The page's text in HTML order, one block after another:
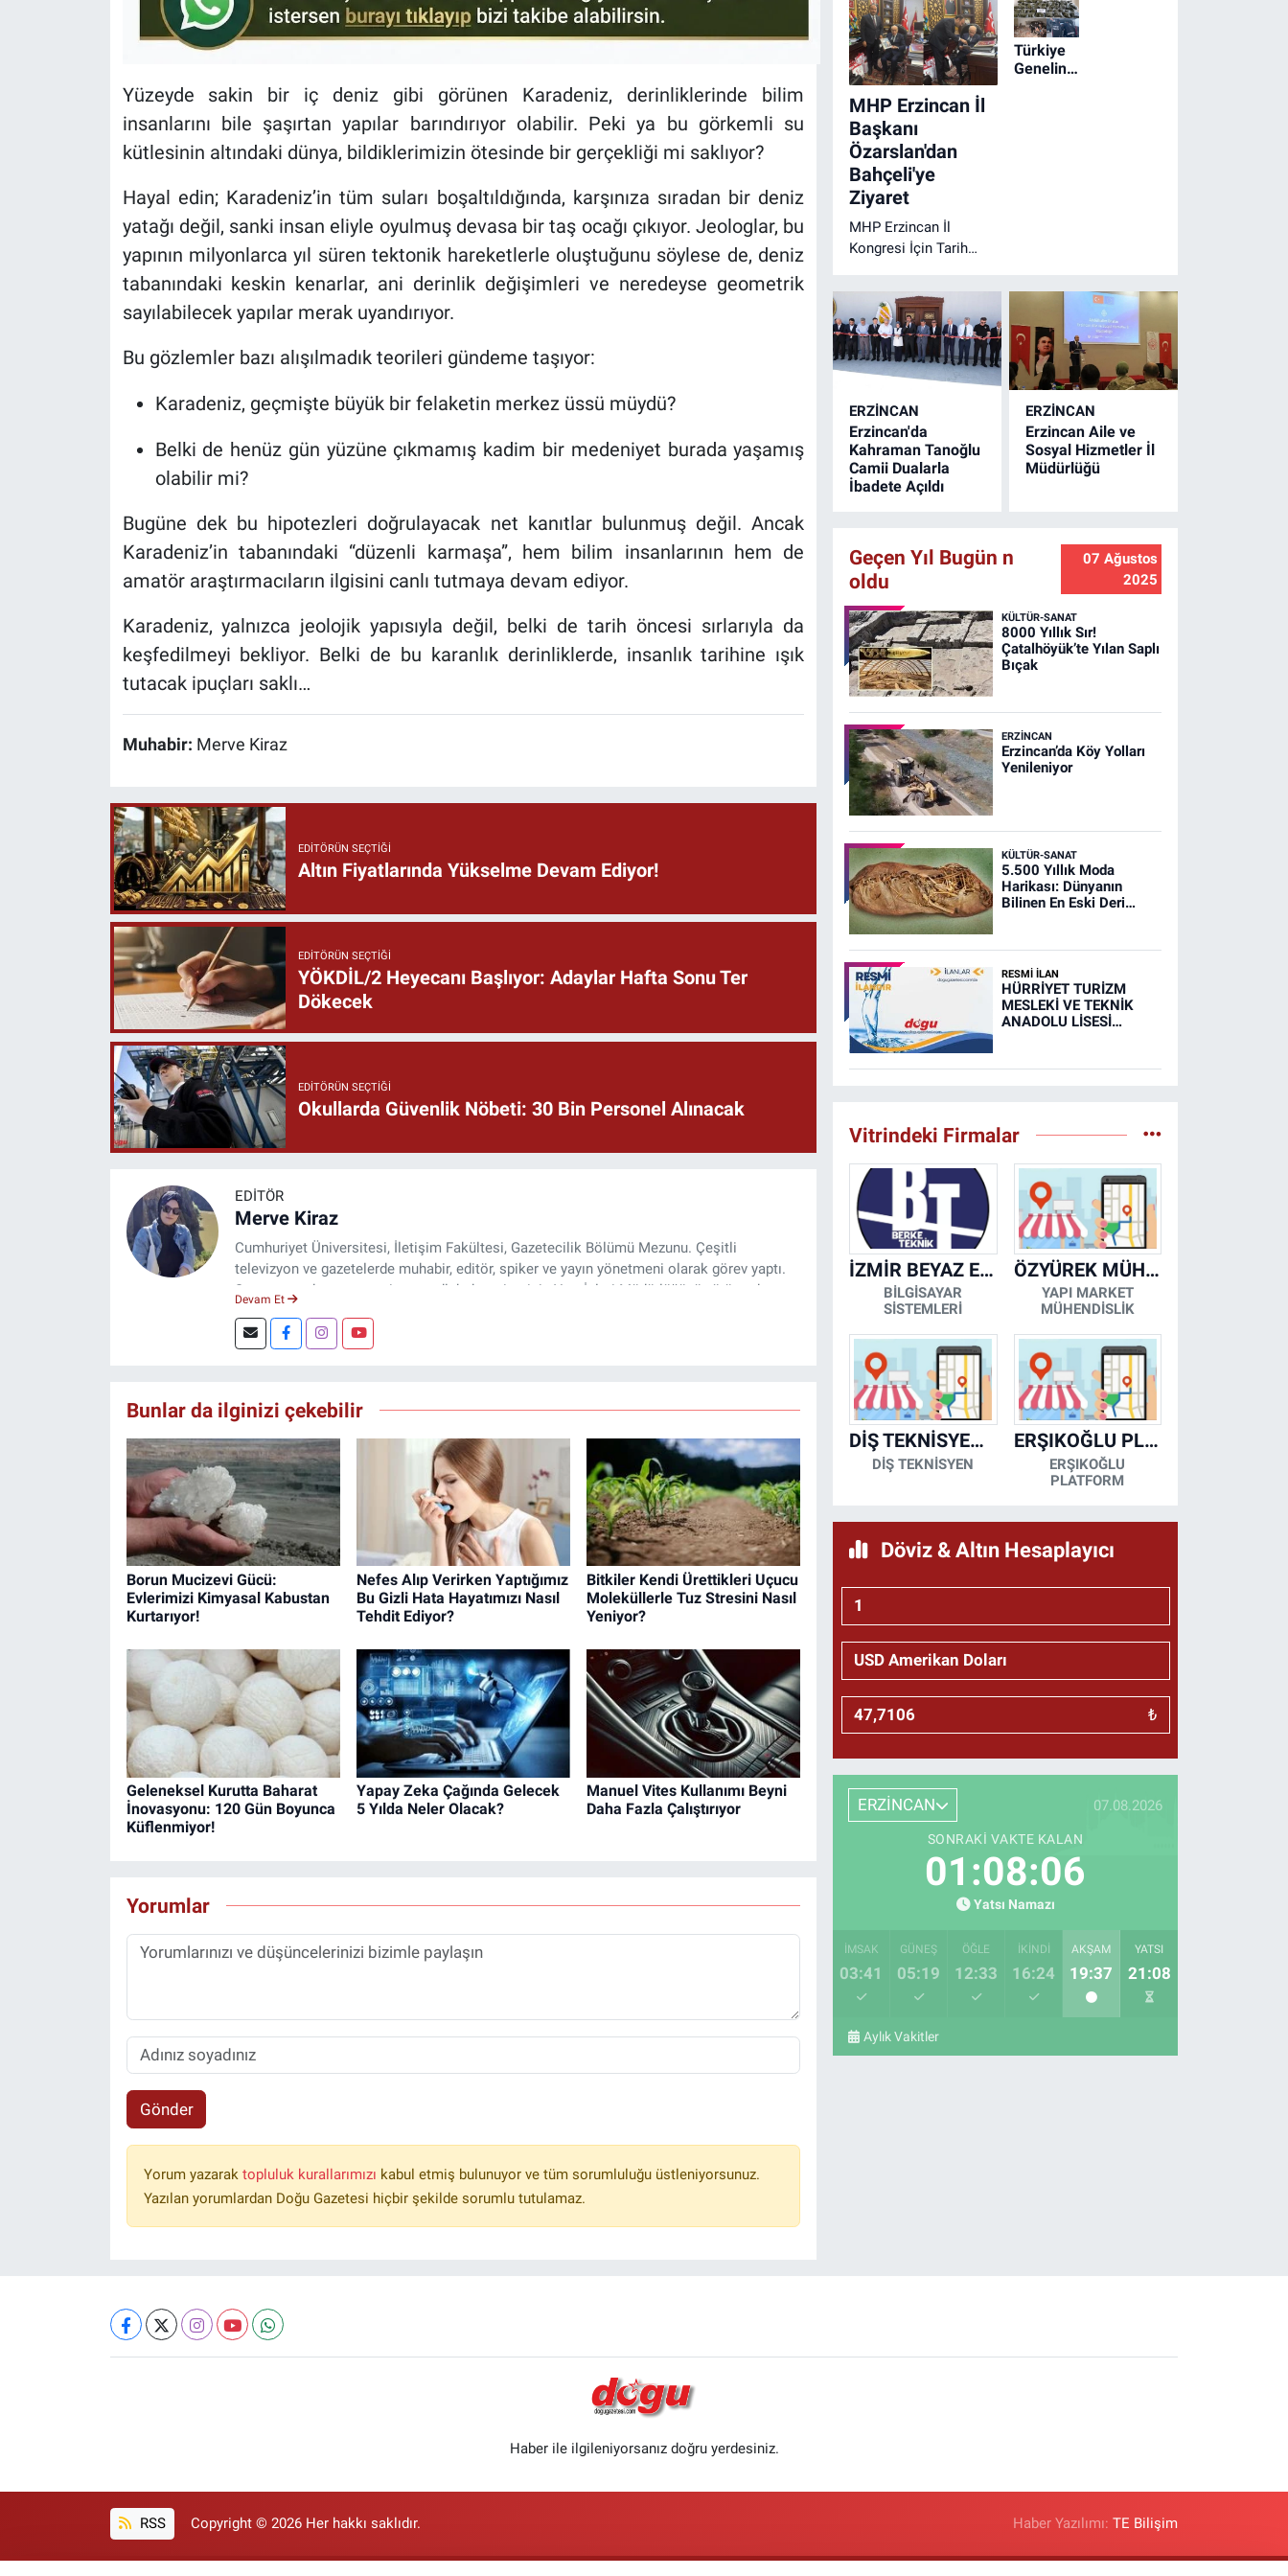
Yüzeyde sakin bir iç deniz gibi görünen Karadeniz, derinliklerinde bilim
insanlarını bile şaşırtan yapılar barındırıyor olabilir. Peki ya bu görkemli su
kütlesinin altındaki dünya, bildiklerimizin ötesinde bir gerçekliği mi saklıyor?
Hayal edin; Karadeniz’in tüm suları boşaltıldığında, karşınıza sıradan bir deniz
yatağı değil, sanki insan eliyle oyulmuş devasa bir taş ocağı çıkıyor. Jeologlar, bu
yapının milyonlarca yıl süren tektonik hareketlerle oluştuğunu söylese de, deniz
tabanındaki keskin kenarlar, ani derinlik değişimleri ve neredeyse geometrik
sayılabilecek yapılar merak uyandırıyor.
Bu gözlemler bazı alışılmadık teorileri gündeme taşıyor:
Karadeniz, geçmişte büyük bir felaketin merkez üssü müydü?
Belki de henüz gün yüzüne çıkmamış kadim bir medeniyet burada yaşamış
olabilir mi?
Bugüne dek bu hipotezleri doğrulayacak net kanıtlar bulunmuş değil. Ancak
Karadeniz’in tabanındaki “düzenli karmaşa”, hem bilim insanlarının hem de
amatör araştırmacıların ilgisini canlı tutmaya devam ediyor.
Karadeniz, yalnızca jeolojik yapısıyla değil, belki de tarih öncesi sırlarıyla da
keşfedilmeyi bekliyor. Belki de bu karanlık derinliklerde, insanlık tarihine ışık
tutacak ipuçları saklı…
Muhabir: Merve Kiraz
EDITÖRÜN SEÇTIĞI
Altın Fiyatlarında Yükselme Devam Ediyor!
EDITÖRÜN SEÇTIĞI
YÖKDİL/2 Heyecanı Başlıyor: Adaylar Hafta Sonu Ter
Dökecek
EDITÖRÜN SEÇTIĞI
Okullarda Güvenlik Nöbeti: 30 Bin Personel Alınacak
EDITÖR
Merve Kiraz
Cumhuriyet Üniversitesi, İletişim Fakültesi, Gazetecilik Bölümü Mezunu. Çeşitli
televizyon ve gazetelerde muhabir, editör, spiker ve yayın yönetmeni olarak görev yaptı.
Şuan, www.dogugazetesi.com adlı haber sitesinin Yazı İşleri Müdürlüğünü yürütmekte.
Devam Et
Bunlar da ilginizi çekebilir
Borun Mucizevi Gücü:
Evlerimizi Kimyasal Kabustan
Kurtarıyor!
Nefes Alıp Verirken Yaptığımız
Bu Gizli Hata Hayatımızı Nasıl
Tehdit Ediyor?
Bitkiler Kendi Ürettikleri Uçucu
Moleküllerle Tuz Stresini Nasıl
Yeniyor?
Geleneksel Kurutta Baharat
İnovasyonu: 120 Gün Boyunca
Küflenmiyor!
Yapay Zeka Çağında Gelecek
5 Yılda Neler Olacak?
Manuel Vites Kullanımı Beyni
Daha Fazla Çalıştırıyor
Yorumlar
Gönder
Yorum yazarak topluluk kurallarımızı kabul etmiş bulunuyor ve tüm sorumluluğu üstleniyorsunuz.
Yazılan yorumlardan Doğu Gazetesi hiçbir şekilde sorumlu tutulamaz.
MHP Erzincan İl
Başkanı
Özarslan'dan
Bahçeli'ye
Ziyaret
MHP Erzincan İl
Kongresi İçin Tarih
Türkiye
Genelinde
ERZINCAN
Erzincan'da
Kahraman Tanoğlu
Camii Dualarla
İbadete Açıldı
ERZINCAN
Erzincan Aile ve
Sosyal Hizmetler İl
Müdürlüğü
Geçen Yıl Bugün n
oldu
07 Ağustos
2025
KÜLTÜR-SANAT
8000 Yıllık Sır!
Çatalhöyük’te Yılan Saplı
Bıçak
ERZINCAN
Erzincan’da Köy Yolları
Yenileniyor
KÜLTÜR-SANAT
5.500 Yıllık Moda
Harikası: Dünyanın
Bilinen En Eski Deri
RESMİ İLAN
HÜRRİYET TURİZM
MESLEKİ VE TEKNİK
ANADOLU LİSESİ
YEMEKHANELERİNİN
Vitrindeki Firmalar
İZMİR BEYAZ EŞYA KLİMA KOMBİ SERVİSİ
BİLGİSAYAR
SİSTEMLERİ
ÖZYÜREK MÜHENDİSLİK
YAPI MARKET
MÜHENDİSLİK
DİŞ TEKNİSYENİ- MESUT KORKMAZ
DİŞ TEKNİSYEN
ERŞIKOĞLU PLATFORM
ERŞIKOĞLU
PLATFORM
Döviz & Altın Hesaplayıcı
₺
ERZİNCAN 07.08.2026
SONRAKI VAKTE KALAN
01:08:05
Yatsı Namazı
İMSAK
03:41
GÜNEŞ
05:19
ÖĞLE
12:33
İKINDI
16:24
AKŞAM
19:37
YATSI
21:08
Aylık Vakitler
Haber ile ilgileniyorsanız doğru yerdesiniz.
RSS Copyright © 2026 Her hakkı saklıdır. Haber Yazılımı:TE Bilişim